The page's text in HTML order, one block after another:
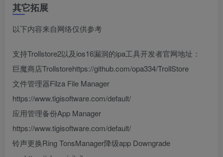
其它拓展
以下内容来自网络仅供参考
支持Trollstore2以及ios16漏洞的ipa工具开发者官网地址：
巨魔商店Trollstorehttps://github.com/opa334/TrollStore
文件管理器Filza File Manager
https://www.tigisoftware.com/default/
应用管理备份App Manager
https://www.tigisoftware.com/default/
铃声更换Ring TonsManager降级app Downgrade